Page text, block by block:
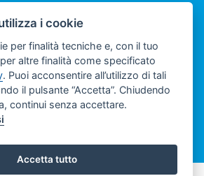
32 O R - GENOVA
i cookie
per finalità tecniche e, con il tuo
altre finalità come specificato
. Puoi acconsentire all’utilizzo di tali
il pulsante “Accetta”. Chiudendo
continui senza accettare.
Accetta tutto